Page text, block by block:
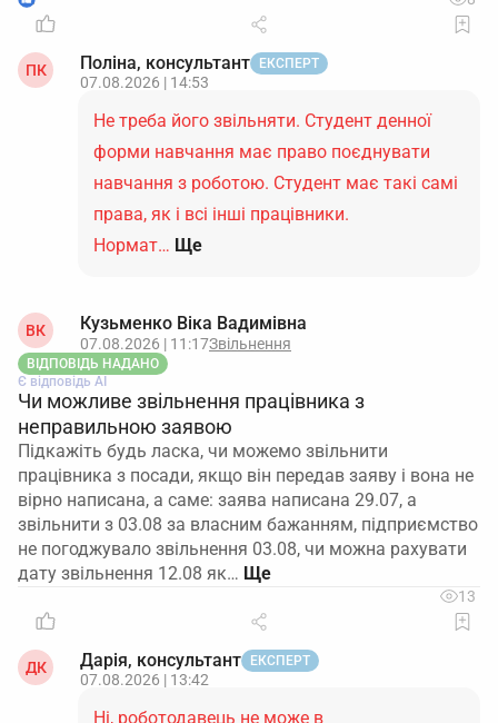
ПК Поліна, консультант ЕКСПЕРТ
07.08.2026 | 14:53
Не треба його звільняти. Студент денної
форми навчання має право поєднувати
навчання з роботою. Студент має такі самі
права, як і всі інші працівники.
Нормат… Ще
ВК Кузьменко Віка Вадимівна
07.08.2026 | 11:17Звільнення
ВІДПОВІДЬ НАДАНО
Є відповідь АІ
Чи можливе звільнення працівника з
неправильною заявою
Підкажіть будь ласка, чи можемо звільнити
працівника з посади, якщо він передав заяву і вона не
вірно написана, а саме: заява написана 29.07, а
звільнити з 03.08 за власним бажанням, підприємство
не погоджувало звільнення 03.08, чи можна рахувати
дату звільнення 12.08 як…
13
ДК Дарія, консультант ЕКСПЕРТ
07.08.2026 | 13:42
Ні, роботодавець не може в